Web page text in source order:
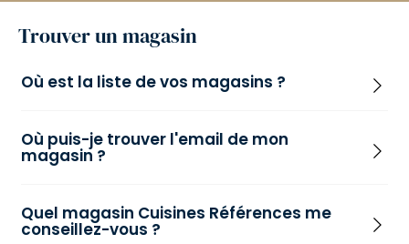
Trouver un magasin
Où est la liste de vos magasins ?
Où puis-je trouver l'email de mon
magasin ?
Quel magasin Cuisines Références me
conseillez-vous ?